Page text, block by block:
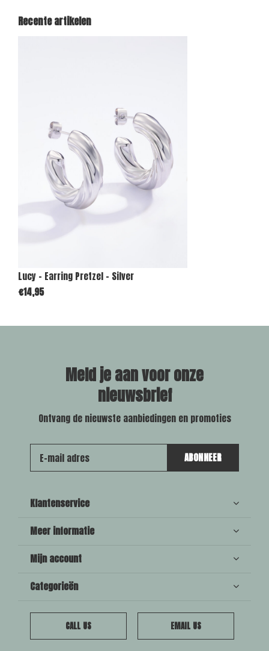
Recente artikelen
Lucy - Earring Pretzel - Silver
€14,95
Meld je aan voor onze
nieuwsbrief
Ontvang de nieuwste aanbiedingen en promoties
ABONNEER
Klantenservice
Meer informatie
Mijn account
Categorieën
CALL US EMAIL US